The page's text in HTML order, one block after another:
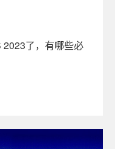
了，有哪些必